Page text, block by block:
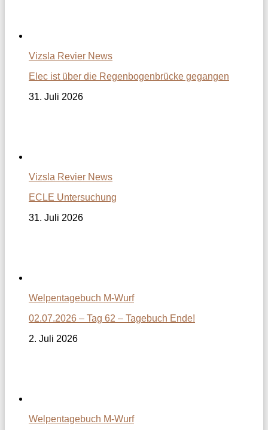
Vizsla Revier News
Elec ist über die Regenbogenbrücke gegangen
31. Juli 2026
Vizsla Revier News
ECLE Untersuchung
31. Juli 2026
Welpentagebuch M-Wurf
02.07.2026 – Tag 62 – Tagebuch Ende!
2. Juli 2026
Welpentagebuch M-Wurf